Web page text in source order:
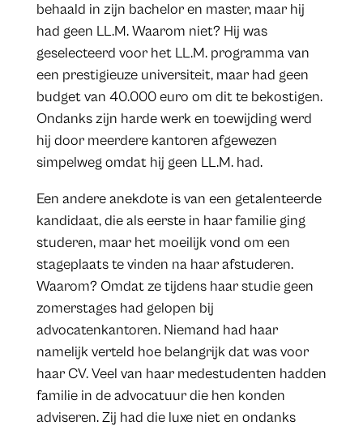
behaald in zijn bachelor en master, maar hij
had geen LL.M. Waarom niet? Hij was
geselecteerd voor het LL.M. programma van
een prestigieuze universiteit, maar had geen
budget van 40.000 euro om dit te bekostigen.
Ondanks zijn harde werk en toewijding werd
hij door meerdere kantoren afgewezen
simpelweg omdat hij geen LL.M. had.
Een andere anekdote is van een getalenteerde
kandidaat, die als eerste in haar familie ging
studeren, maar het moeilijk vond om een
stageplaats te vinden na haar afstuderen.
Waarom? Omdat ze tijdens haar studie geen
zomerstages had gelopen bij
advocatenkantoren. Niemand had haar
namelijk verteld hoe belangrijk dat was voor
haar CV. Veel van haar medestudenten hadden
familie in de advocatuur die hen konden
adviseren. Zij had die luxe niet en ondanks